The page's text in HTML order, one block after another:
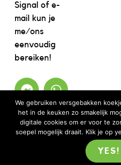
Signal of e-
mail kun je
me/ons
eenvoudig
bereiken!
©2023 REBELICIOUS – ALLE RECHTEN
We gebruiken versgebakken
het in de keuken zo smakelijk
digitale cookies om er voor te
soepel mogelijk draait. Klik je op
YES!